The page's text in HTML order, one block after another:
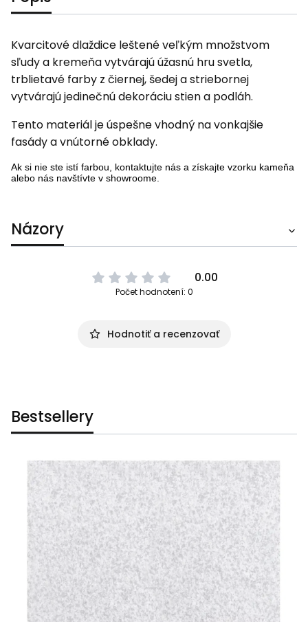
Kvarcitové dlaždice leštené veľkým množstvom
sľudy a kremeňa vytvárajú úžasnú hru svetla,
trblietavé farby z čiernej, šedej a striebornej
vytvárajú jedinečnú dekoráciu stien a podláh.
Tento materiál je úspešne vhodný na vonkajšie
fasády a vnútorné obklady.
Ak si nie ste istí farbou, kontaktujte nás a získajte vzorku kameňa
alebo nás navštívte v showroome.
Názory
0.00
Počet hodnotení: 0
Hodnotiť a recenzovať
Bestsellery